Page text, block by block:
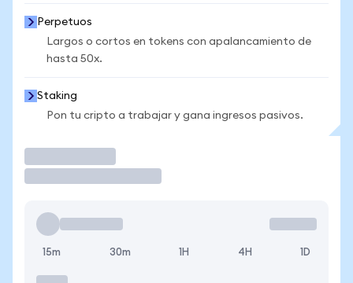
Perpetuos
Largos o cortos en tokens con apalancamiento de
hasta 50x.
Staking
Pon tu cripto a trabajar y gana ingresos pasivos.
15m 30m 1H 4H 1D